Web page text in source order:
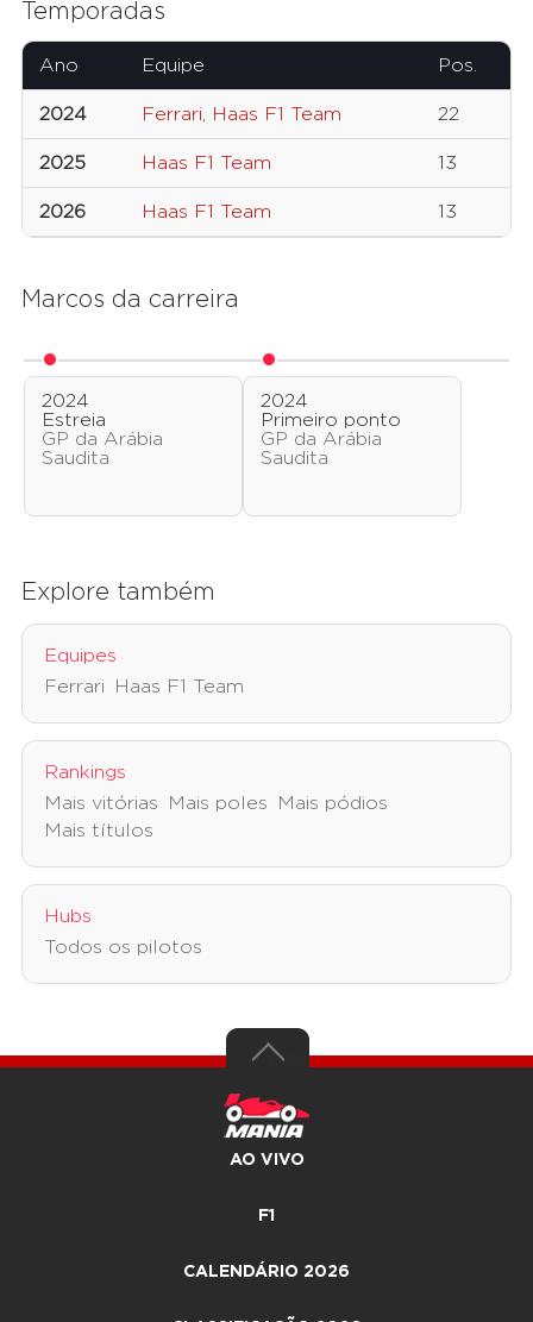
Temporadas
Ano Equipe Pos.
2024 Ferrari, Haas F1 Team 22
2025 Haas F1 Team 13
2026 Haas F1 Team 13
Marcos da carreira
2024
Estreia
GP da Arábia
Saudita
2024
Primeiro ponto
GP da Arábia
Saudita
Explore também
Equipes
Ferrari
Haas F1 Team
Rankings
Mais vitórias
Mais poles
Mais pódios
Mais títulos
Hubs
Todos os pilotos
AO VIVO
F1
CALENDÁRIO 2026